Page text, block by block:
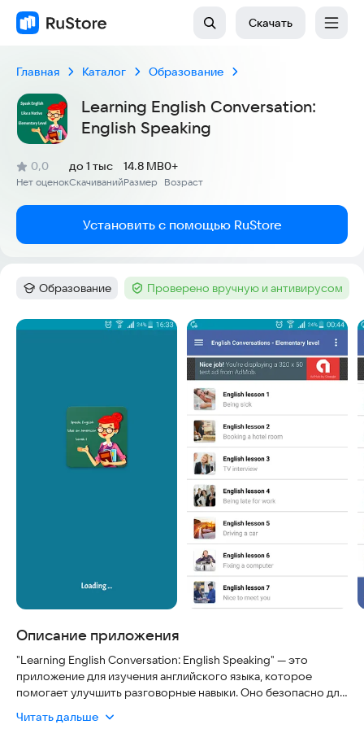
Скачать
Главная Каталог Образование
Learning English Conversation:
English Speaking
Рейтинг:
0,0
(
Нет оценок
)
Скачиваний
до 1 тыс
Размер
14.8 MB
Возраст
0+
Установить с помощью RuStore
Категория:
Образование Тег :Проверено вручную и антивирусом
Скриншоты
Описание приложения
"Learning English Conversation: English Speaking" — это
приложение для изучения английского языка, которое
помогает улучшить разговорные навыки. Оно безопасно для
обновляется, чтобы соответствовать современным
Читать дальше